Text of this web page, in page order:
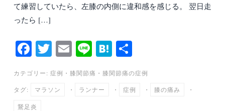
て練習していたら、左膝の内側に違和感を感じる。 翌日走
ったら […]
Fa
bo
ok
T
tte
r
E
ail
Li H
en
a
カテゴリー: 症例 ・ 膝関節痛 ・ 膝関節痛の症例
タグ: マラソン ・ ランナー ・ 症例 ・ 膝の痛み ・
鵞足炎